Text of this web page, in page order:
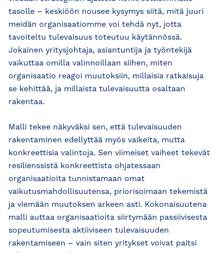
tasolle – keskiöön nousee kysymys siitä, mitä juuri
meidän organisaatiomme voi tehdä nyt, jotta
tavoiteltu tulevaisuus toteutuu käytännössä.
Jokainen yritysjohtaja, asiantuntija ja työntekijä
vaikuttaa omilla valinnoillaan siihen, miten
organisaatio reagoi muutoksiin, millaisia ratkaisuja
se kehittää, ja millaista tulevaisuutta osaltaan
rakentaa.
Malli tekee näkyväksi sen, että tulevaisuuden
rakentaminen edellyttää myös vaikeita, mutta
konkreettisia valintoja. Sen viimeiset vaiheet tekevät
resilienssistä konkreettista ohjatessaan
organisaatioita tunnistamaan omat
vaikutusmahdollisuutensa, priorisoimaan tekemistä
ja viemään muutoksen arkeen asti. Kokonaisuutena
malli auttaa organisaatioita siirtymään passiivisesta
sopeutumisesta aktiiviseen tulevaisuuden
rakentamiseen – vain siten yritykset voivat paitsi